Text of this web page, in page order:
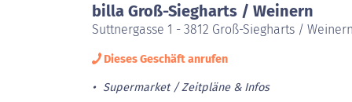
billa Groß-Siegharts / Weinern
Suttnergasse 1 - 3812 Groß-Siegharts / Weinern
Dieses Geschäft anrufen
Supermarket Zeitpläne & Infos